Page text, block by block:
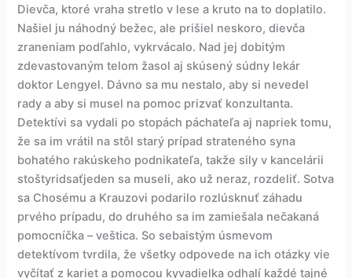
Dievča, ktoré vraha stretlo v lese a kruto na to doplatilo.
Našiel ju náhodný bežec, ale prišiel neskoro, dievča
zraneniam podľahlo, vykrvácalo. Nad jej dobitým
zdevastovaným telom žasol aj skúsený súdny lekár
doktor Lengyel. Dávno sa mu nestalo, aby si nevedel
rady a aby si musel na pomoc prizvať konzultanta.
Detektívi sa vydali po stopách páchateľa aj napriek tomu,
že sa im vrátil na stôl starý prípad strateného syna
bohatého rakúskeho podnikateľa, takže sily v kancelárii
stoštyridsaťjeden sa museli, ako už neraz, rozdeliť. Sotva
sa Chosému a Krauzovi podarilo rozlúsknuť záhadu
prvého prípadu, do druhého sa im zamiešala nečakaná
pomocníčka – veštica. So sebaistým úsmevom
detektívom tvrdila, že všetky odpovede na ich otázky vie
vyčítať z kariet a pomocou kyvadielka odhalí každé tajné